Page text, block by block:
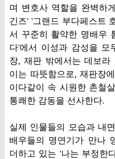
며 변호사 역할을 완벽하
긴즈' '그랜드 부다페스트
서 꾸준히 활약한 명배우
다'에서 이성과 감성을 모
장, 재판 밖에서는 데보라
이는 따뜻함으로, 재판장
이다같이 속 시원한 촌철
통쾌한 감동을 선사한다.
실제 인물들의 모습과 내
배우들의 명연기가 만나
더하고 있는 '나는 부정한